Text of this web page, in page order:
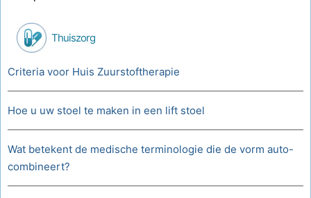
Thuiszorg
Criteria voor Huis Zuurstoftherapie
Hoe u uw stoel te maken in een lift stoel
Wat betekent de medische terminologie die de vorm auto-
combineert?